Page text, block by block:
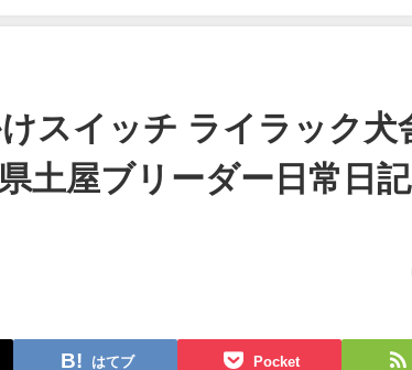
スイッチ ライラック犬
土屋ブリーダー日常日
はてブ Pocket